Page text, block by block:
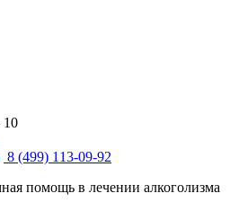
10
8 (499) 113-09-92
помощь в лечении алкоголизма